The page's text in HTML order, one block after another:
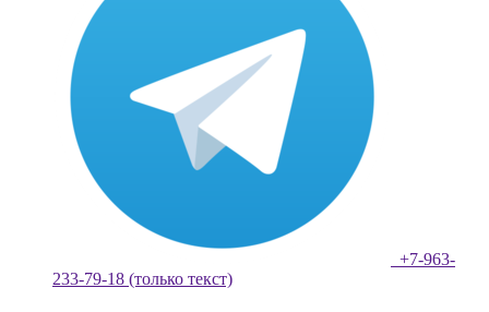
+7-963-
233-79-18 (только текст)